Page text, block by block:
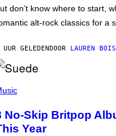
don’t know where to start,
alt-rock classics for a
GELEDEN DOOR LAUREN
No-Skip Britpop
Year